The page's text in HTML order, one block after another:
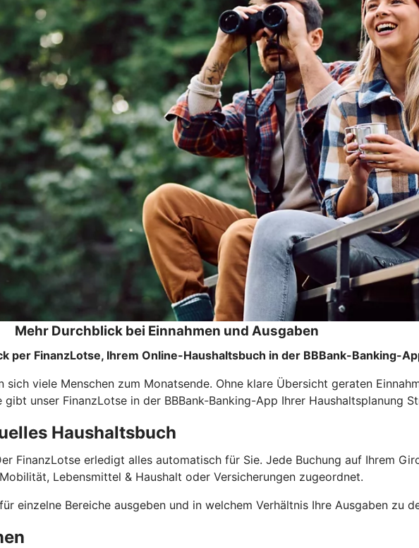
Mehr Durchblick bei Einnahmen und Ausgaben
per FinanzLotse, Ihrem Online-Haushaltsbuch in der BBBank-Banking-
viele Menschen zum Monatsende. Ohne klare Übersicht geraten
unser FinanzLotse in der BBBank-Banking-App Ihrer Haushaltsplanung
Haushaltsbuch
FinanzLotse erledigt alles automatisch für Sie. Jede Buchung auf Ihrem
Lebensmittel & Haushalt oder Versicherungen zugeordnet.
einzelne Bereiche ausgeben und in welchem Verhältnis Ihre Ausgaben zu